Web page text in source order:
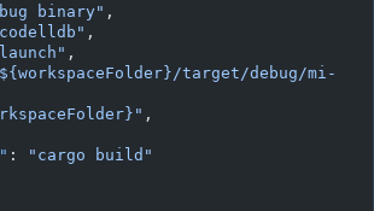
binary" ,
,
,
target/debug/mi-
,
:
"cargo build"